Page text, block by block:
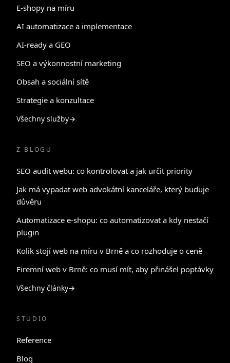
E-shopy na míru
AI automatizace a implementace
AI-ready a GEO
SEO a výkonnostní marketing
Obsah a sociální sítě
Strategie a konzultace
Všechny služby→
Z BLOGU
SEO audit webu: co kontrolovat a jak určit priority
Jak má vypadat web advokátní kanceláře, který buduje
důvěru
Automatizace e-shopu: co automatizovat a kdy nestačí
plugin
Kolik stojí web na míru v Brně a co rozhoduje o ceně
Firemní web v Brně: co musí mít, aby přinášel poptávky
Všechny články→
STUDIO
Reference
Blog